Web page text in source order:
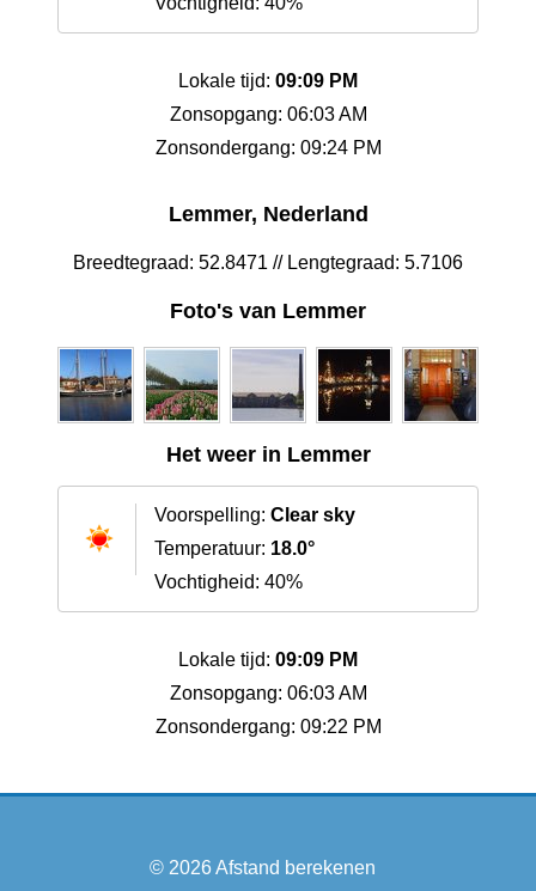
Lokale tijd: 09:09 PM
Zonsopgang: 06:03 AM
Zonsondergang: 09:24 PM
Lemmer, Nederland
Breedtegraad: 52.8471 // Lengtegraad: 5.7106
Foto's van Lemmer
Het weer in Lemmer
Voorspelling: Clear sky
Temperatuur: 18.0°
Vochtigheid: 40%
Lokale tijd: 09:09 PM
Zonsopgang: 06:03 AM
Zonsondergang: 09:22 PM
© 2026Afstand berekenen